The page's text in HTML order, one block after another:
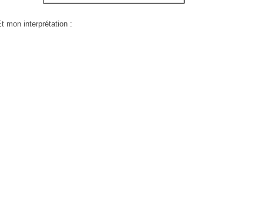
mon interprétation :